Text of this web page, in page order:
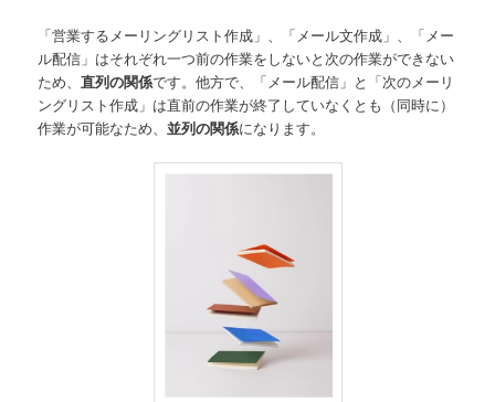
「営業するメーリングリスト作成」、「メール文作成」、「メー
ル配信」はそれぞれ一つ前の作業をしないと次の作業ができない
ため、直列の関係です。他方で、「メール配信」と「次のメーリ
ングリスト作成」は直前の作業が終了していなくとも（同時に）
作業が可能なため、並列の関係になります。